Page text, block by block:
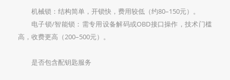
机械锁‌：结构简单，开锁快，费用较低（约80–150元）。
电子锁/智能锁‌：需专用设备解码或OBD接口操作，技术门槛
高，收费更高（200–500元）。
是否包含配钥匙服务‌